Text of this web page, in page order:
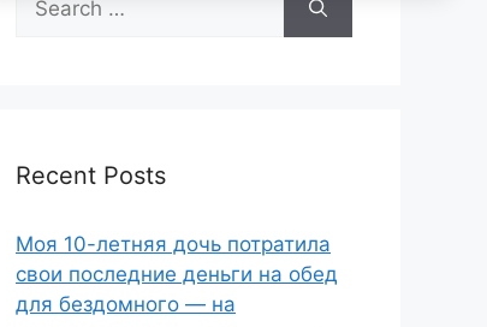
for:
Recent Posts
Моя 10-летняя дочь потратила
свои последние деньги на обед
для бездомного — на